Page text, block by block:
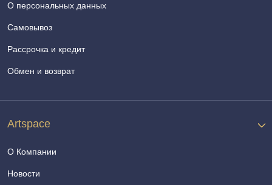
О персональных данных
Самовывоз
Рассрочка и кредит
Обмен и возврат
Artspace
О Компании
Новости